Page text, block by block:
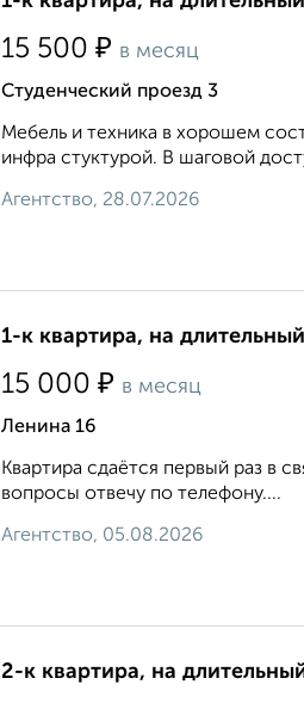
15 500 ₽ в месяц
Студенческий проезд 3
Мебель и техника в хорошем
инфра стуктурой. В шаговой
Агентство, 28.07.2026
1-к квартира, на
15 000 ₽ в месяц
Ленина 16
Квартира сдаётся первый раз в
вопросы отвечу по телефону....
Агентство, 05.08.2026
2-к квартира, на